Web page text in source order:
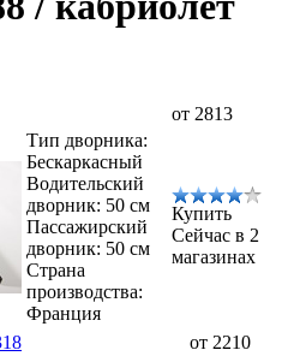
от 2813
Тип дворника:
Бескаркасный
Водительский
дворник: 50 см
Пассажирский
дворник: 50 см
Страна
производства:
Франция
Купить
Сейчас в 2
магазинах
от 2210